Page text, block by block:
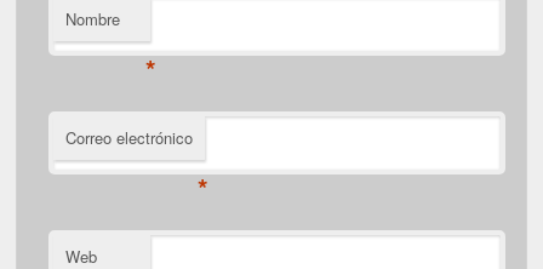
Nombre
*
Correo electrónico
*
Web